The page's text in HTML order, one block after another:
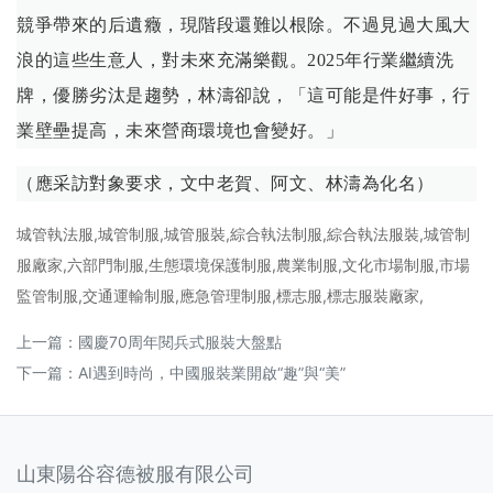
競爭帶來的后遺癥，現階段還難以根除。不過見過大風大
浪的這些生意人，對未來充滿樂觀。2025年行業繼續洗
牌，優勝劣汰是趨勢，林濤卻說，「這可能是件好事，行
業壁壘提高，未來營商環境也會變好。」
（應采訪對象要求，文中老賀、阿文、林濤為化名）
城管執法服,城管制服,城管服裝,綜合執法制服,綜合執法服裝,城管制
服廠家,六部門制服,生態環境保護制服,農業制服,文化市場制服,市場
監管制服,交通運輸制服,應急管理制服,標志服,標志服裝廠家,
上一篇： 國慶70周年閱兵式服裝大盤點
下一篇： AI遇到時尚，中國服裝業開啟“趣”與“美”
山東陽谷容德被服有限公司